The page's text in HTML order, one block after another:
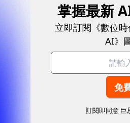
數聚國
掌握最新
立即訂閱《數位
AI》
訂閱即同意 巨